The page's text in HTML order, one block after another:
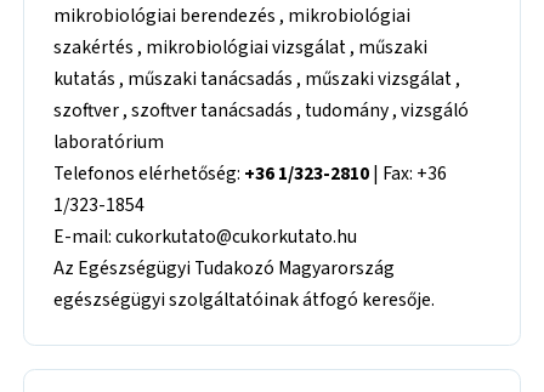
mikrobiológiai berendezés , mikrobiológiai
szakértés , mikrobiológiai vizsgálat , műszaki
kutatás , műszaki tanácsadás , műszaki vizsgálat ,
szoftver , szoftver tanácsadás , tudomány , vizsgáló
laboratórium
Telefonos elérhetőség: +36 1/323-2810| Fax: +36
1/323-1854
E-mail: cukorkutato@cukorkutato.hu
Az Egészségügyi Tudakozó Magyarország
egészségügyi szolgáltatóinak átfogó keresője.